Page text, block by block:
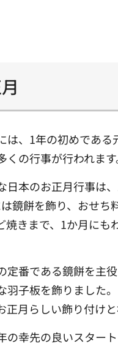
は、1年の初めであ
くの行事が行われます
日本のお正月行事は
鏡餅を飾り、おせ
焼きまで、1か月に
定番である鏡餅を主
羽子板を飾りました
正月らしい飾り付けと
の幸先の良いスター